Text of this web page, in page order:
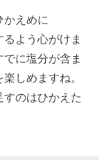
かえめに
よう心がけま
に塩分が含ま
しめますね。
のはひかえた